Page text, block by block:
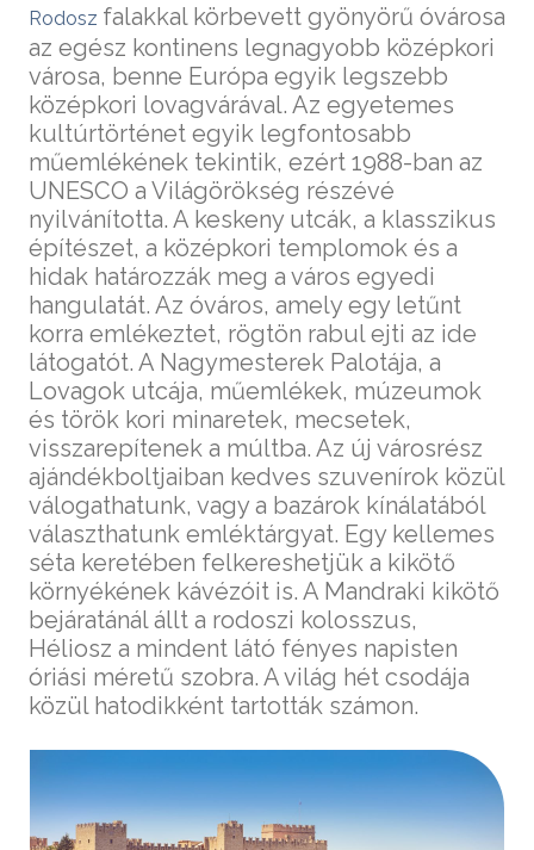
Rodosz falakkal körbevett gyönyörű óvárosa
az egész kontinens legnagyobb középkori
városa, benne Európa egyik legszebb
középkori lovagvárával. Az egyetemes
kultúrtörténet egyik legfontosabb
műemlékének tekintik, ezért 1988-ban az
UNESCO a Világörökség részévé
nyilvánította. A keskeny utcák, a klasszikus
építészet, a középkori templomok és a
hidak határozzák meg a város egyedi
hangulatát. Az óváros, amely egy letűnt
korra emlékeztet, rögtön rabul ejti az ide
látogatót. A Nagymesterek Palotája, a
Lovagok utcája, műemlékek, múzeumok
és török kori minaretek, mecsetek,
visszarepítenek a múltba. Az új városrész
ajándékboltjaiban kedves szuvenírok közül
válogathatunk, vagy a bazárok kínálatából
választhatunk emléktárgyat. Egy kellemes
séta keretében felkereshetjük a kikötő
környékének kávézóit is. A Mandraki kikötő
bejáratánál állt a rodoszi kolosszus,
Héliosz a mindent látó fényes napisten
óriási méretű szobra. A világ hét csodája
közül hatodikként tartották számon.